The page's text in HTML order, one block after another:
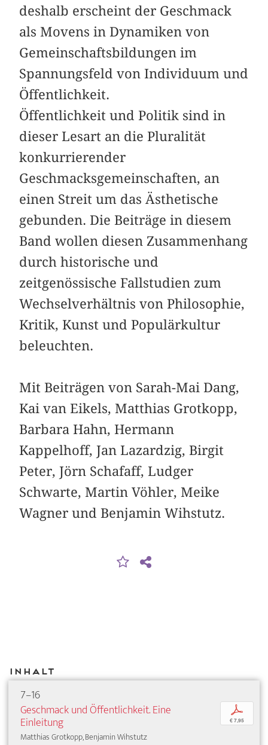
deshalb erscheint der Geschmack
als Movens in Dynamiken von
Gemeinschaftsbildungen im
Spannungsfeld von Individuum und
Öffentlichkeit.
Öffentlichkeit und Politik sind in
dieser Lesart an die Pluralität
konkurrierender
Geschmacksgemeinschaften, an
einen Streit um das Ästhetische
gebunden. Die Beiträge in diesem
Band wollen diesen Zusammenhang
durch historische und
zeitgenössische Fallstudien zum
Wechselverhältnis von Philosophie,
Kritik, Kunst und Populärkultur
beleuchten.
Mit Beiträgen von Sarah-Mai Dang,
Kai van Eikels, Matthias Grotkopp,
Barbara Hahn, Hermann
Kappelhoff, Jan Lazardzig, Birgit
Peter, Jörn Schafaff, Ludger
Schwarte, Martin Vöhler, Meike
Wagner und Benjamin Wihstutz.
Inhalt
7–16
Geschmack und Öffentlichkeit. Eine
Einleitung
Matthias Grotkopp, Benjamin Wihstutz
p
€ 7,95